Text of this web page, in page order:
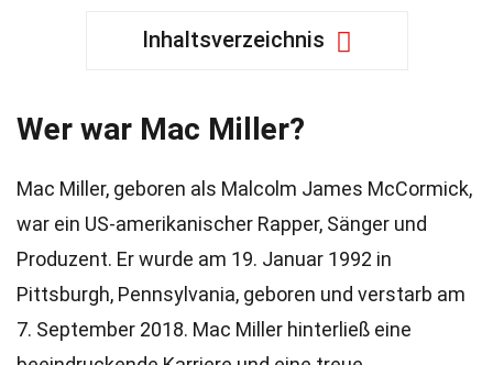
Inhaltsverzeichnis
Wer war Mac Miller?
Mac Miller, geboren als Malcolm James McCormick,
war ein US-amerikanischer Rapper, Sänger und
Produzent. Er wurde am 19. Januar 1992 in
Pittsburgh, Pennsylvania, geboren und verstarb am
7. September 2018. Mac Miller hinterließ eine